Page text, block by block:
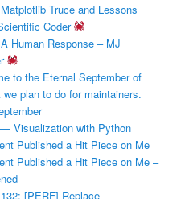
Matplotlib Truce and Lessons
Coder
A Human Response – MJ
to the Eternal September of
we plan to do for maintainers.
Visualization with Python
Published a Hit Piece on Me
Published a Hit Piece on Me –
[PERF] Replace